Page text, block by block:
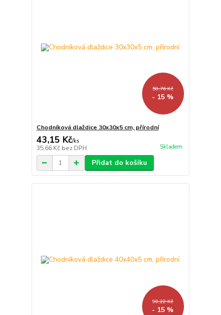
50,76 Kč
- 15 %
Chodníková dlaždice 30x30x5 cm, přírodní
43,15 Kč/ks
35,66 Kč bez DPH Skladem
Přidat do košíku
90,22 Kč
- 15 %